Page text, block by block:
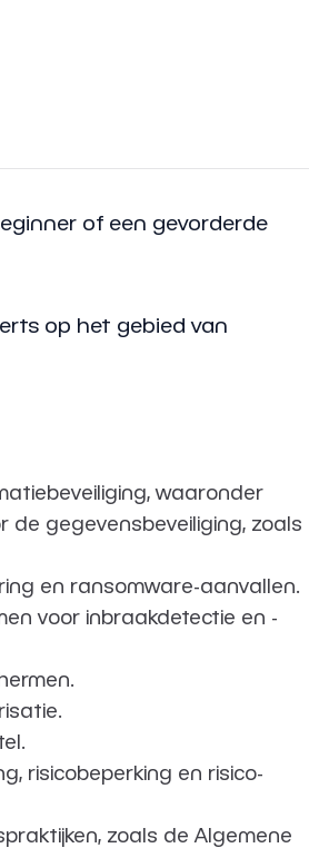
of een gevorderde
op het gebied van
waaronder
de gegevensbeveiliging, zoals
en ransomware-aanvallen.
voor inbraakdetectie en -
risicobeperking en risico-
zoals de Algemene